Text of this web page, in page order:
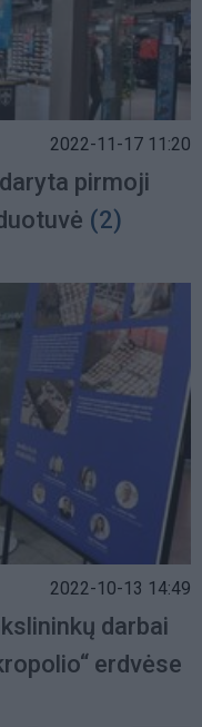
2022-11-17 11:20
pirmoji
(2)
2022-10-13 14:49
darbai
erdvėse